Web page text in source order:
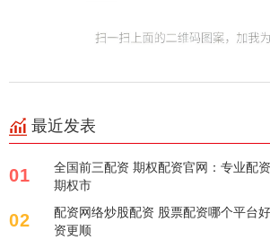
最近发表
01
全国前三配资 期权配资官网：专业配
期权市
02
配资网络炒股配资 股票配资哪个平台
资更顺